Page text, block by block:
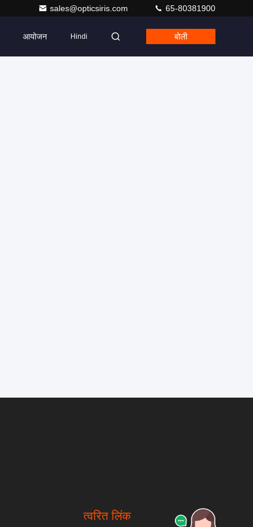
sales@opticsiris.com 65-80381900
आयोजन Hindi बोली
त्वरित लिंक